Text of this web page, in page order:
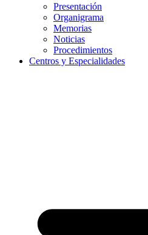
Presentación
Organigrama
Memorias
Noticias
Procedimientos
Centros y Especialidades